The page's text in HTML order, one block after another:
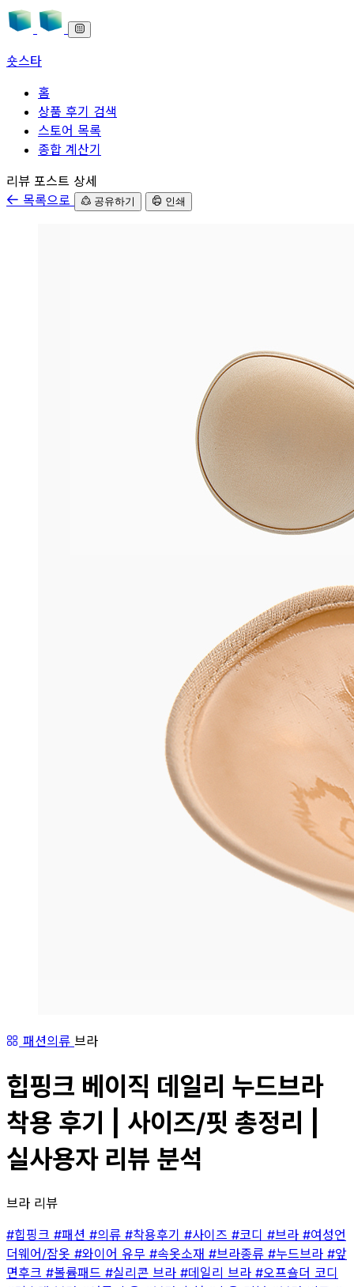
숏스타
홈
상품 후기 검색
스토어 목록
종합 계산기
본문으로 바로가기
리뷰 포스트 상세
목록으로
공유하기 인쇄
패션의류 브라
힙핑크 베이직 데일리 누드브라
착용 후기 | 사이즈/핏 총정리 |
실사용자 리뷰 분석
브라 리뷰
#힙핑크 #패션 #의류 #착용후기 #사이즈 #코디 #브라 #여성언
더웨어/잠옷 #와이어 유무 #속옷소재 #브라종류 #누드브라 #앞
면후크 #볼륨패드 #실리콘 브라 #데일리 브라 #오프숄더 코디